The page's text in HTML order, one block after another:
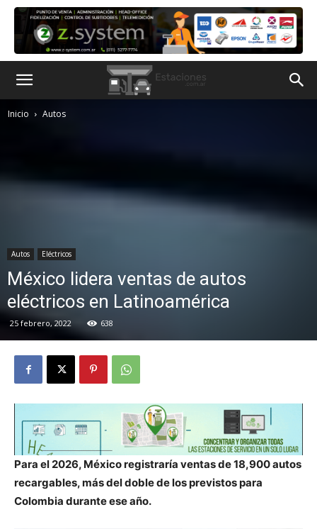
Inicio Autos
Autos Eléctricos
México lidera ventas de autos
eléctricos en Latinoamérica
25 febrero, 2022 638
Para el 2026, México registraría ventas de 18,900 autos
recargables, más del doble de los previstos para
Colombia durante ese año.